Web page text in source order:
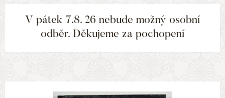
V pátek 7.8. 26 nebude možný osobní
odběr. Děkujeme za pochopení